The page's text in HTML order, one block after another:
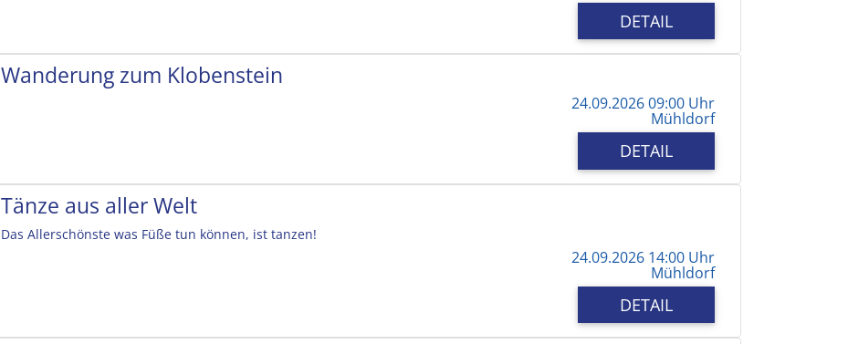
DETAIL
Wanderung zum Klobenstein
24.09.2026 09:00 Uhr
Mühldorf
DETAIL
Tänze aus aller Welt
Das Allerschönste was Füße tun können, ist tanzen!
24.09.2026 14:00 Uhr
Mühldorf
DETAIL